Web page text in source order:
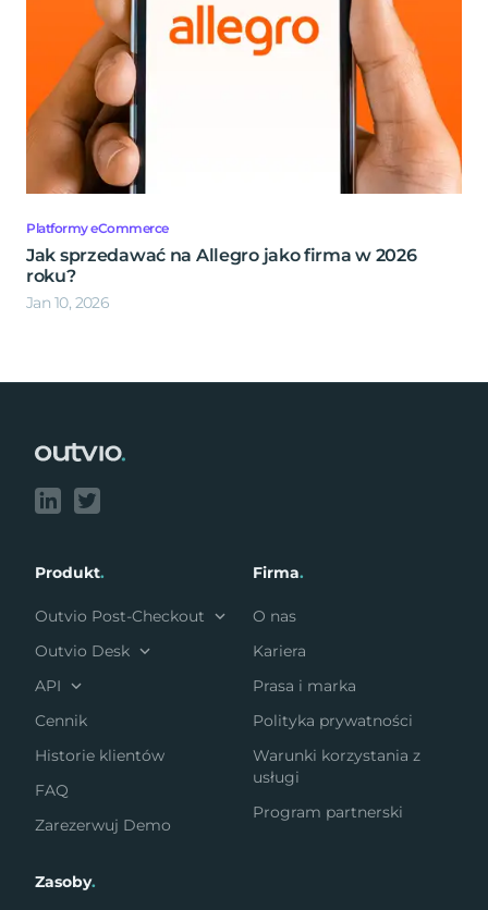
Platformy eCommerce
Jak sprzedawać na Allegro jako firma w 2026
roku?
Jan 10, 2026
Produkt.
Outvio Post-Checkout
Outvio Desk
API
Cennik
Historie klientów
FAQ
Zarezerwuj Demo
Firma.
O nas
Kariera
Prasa i marka
Polityka prywatności
Warunki korzystania z
usługi
Program partnerski
Zasoby.